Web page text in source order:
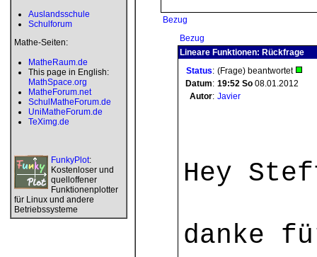
Auslandsschule
Schulforum
Mathe-Seiten:
MatheRaum.de
This page in English:
MathSpace.org
MatheForum.net
SchulMatheForum.de
UniMatheForum.de
TeXimg.de
FunkyPlot:
Kostenloser und
quelloffener
Funktionenplotter
für Linux und andere
Betriebssysteme
Bezug
Bezug
Lineare Funktionen: Rückfrage
Status: (Frage) beantwortet
Datum: 19:52 So 08.01.2012
Autor: Javier
Hey
danke